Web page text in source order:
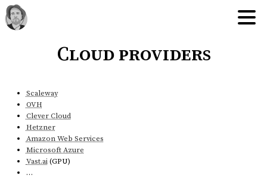
Cloud providers
Scaleway
OVH
Clever Cloud
Hetzner
Amazon Web Services
Microsoft Azure
Vast.ai(GPU)
…